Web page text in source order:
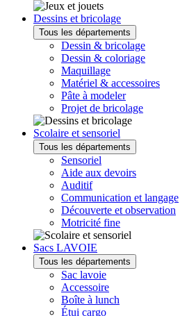
Dessins et bricolage
Tous les départements
Dessin & bricolage
Dessin & coloriage
Maquillage
Matériel & accessoires
Pâte à modeler
Projet de bricolage
Scolaire et sensoriel
Tous les départements
Sensoriel
Aide aux devoirs
Auditif
Communication et langage
Découverte et observation
Motricité fine
Sacs LAVOIE
Tous les départements
Sac lavoie
Accessoire
Boîte à lunch
Étui cargo